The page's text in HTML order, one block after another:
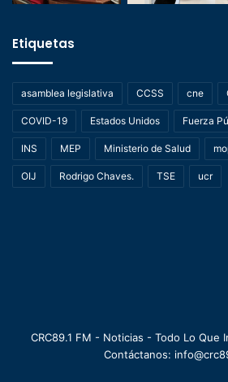
Etiquetas
asamblea legislativa CCSS cne
COVID-19 Estados Unidos Fuerza
INS MEP Ministerio de Salud
OIJ Rodrigo Chaves. TSE ucr
CRC89.1 FM - Noticias - Todo Lo Que
Contáctanos: